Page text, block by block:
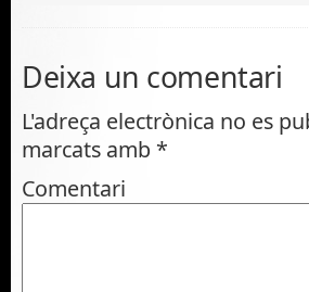
Deixa un comentari
L'adreça electrònica no es
marcats amb *
Comentari